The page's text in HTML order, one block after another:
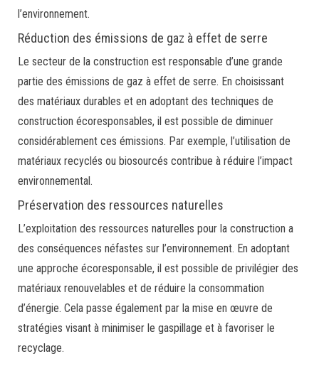
l’environnement.
Réduction des émissions de gaz à effet de serre
Le secteur de la construction est responsable d’une grande
partie des émissions de gaz à effet de serre. En choisissant
des matériaux durables et en adoptant des techniques de
construction écoresponsables, il est possible de diminuer
considérablement ces émissions. Par exemple, l’utilisation de
matériaux recyclés ou biosourcés contribue à réduire l’impact
environnemental.
Préservation des ressources naturelles
L’exploitation des ressources naturelles pour la construction a
des conséquences néfastes sur l’environnement. En adoptant
une approche écoresponsable, il est possible de privilégier des
matériaux renouvelables et de réduire la consommation
d’énergie. Cela passe également par la mise en œuvre de
stratégies visant à minimiser le gaspillage et à favoriser le
recyclage.